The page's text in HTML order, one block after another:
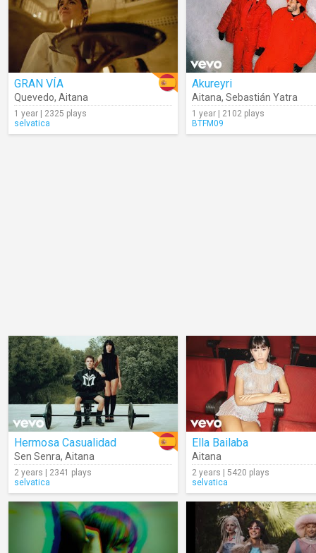
GRAN VÍA
Quevedo, Aitana
1 year | 2325 plays
selvatica
Akureyri
Aitana, Sebastián Yatra
1 year | 2102 plays
BTFM09
Hermosa Casualidad
Sen Senra, Aitana
2 years | 2341 plays
selvatica
Ella Bailaba
Aitana
2 years | 5420 plays
selvatica